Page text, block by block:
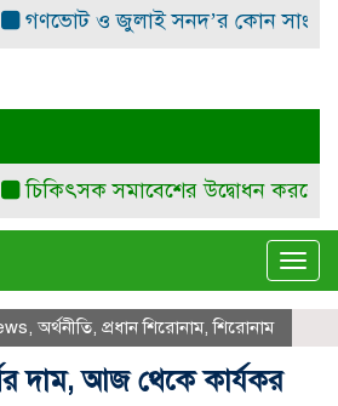
ও জুলাই সনদ’র কোন
সমাবেশের উদ্বোধন করলেন
, অর্থনীতি, প্রধান শিরোনাম,শিরোনাম
দাম, আজ থেকে কার্যকর